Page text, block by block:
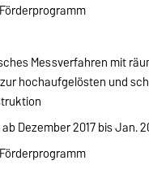
Messverfahren mit
hochaufgelösten und
Dezember 2017 bis Jan.